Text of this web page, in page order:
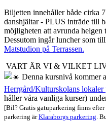
Biljetten innehåller både cirka
danshjältar - PLUS inträde till
möjligheten att avrunda helgen
Dessutom ingår luncher som
Matstudion på Terrassen.
VART ÄR VI & VILKET
Denna kursnivå kommer
Herrgård/Kulturskolans lokaler
håller våra vanliga kurser)
[Bil? Gratis gatuparkering finns
parkering ärKlaraborgs parkering .